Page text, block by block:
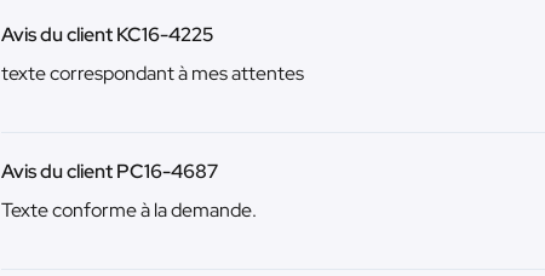
Avis du client KC16-4225
texte correspondant à mes attentes
Avis du client PC16-4687
Texte conforme à la demande.